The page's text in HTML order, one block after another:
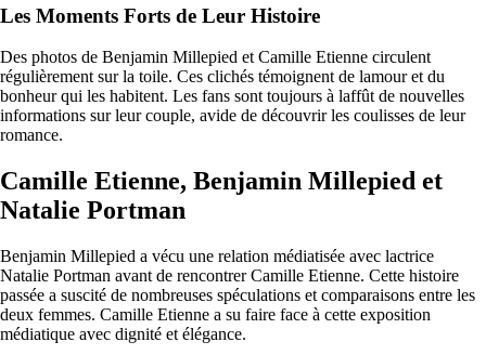
Les Moments Forts de Leur Histoire
Des photos de Benjamin Millepied et Camille Etienne circulent
régulièrement sur la toile. Ces clichés témoignent de lamour et du
bonheur qui les habitent. Les fans sont toujours à laffût de nouvelles
informations sur leur couple, avide de découvrir les coulisses de leur
romance.
Camille Etienne, Benjamin Millepied et
Natalie Portman
Benjamin Millepied a vécu une relation médiatisée avec lactrice
Natalie Portman avant de rencontrer Camille Etienne. Cette histoire
passée a suscité de nombreuses spéculations et comparaisons entre les
deux femmes. Camille Etienne a su faire face à cette exposition
médiatique avec dignité et élégance.